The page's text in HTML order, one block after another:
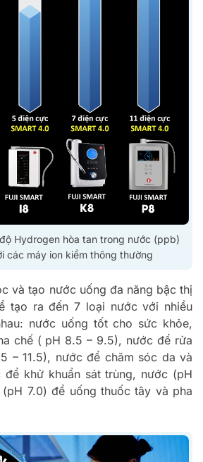
Hydrogen hòa tan trong nước (ppb)
các máy ion kiềm thông thường
và tạo nước uống đa năng bậc thị
tạo ra đến 7 loại nước với nhiều
nước uống tốt cho sức khỏe,
chế ( pH 8.5 – 9.5), nước để rửa
– 11.5), nước để chăm sóc da và
khử khuẩn sát trùng, nước (pH
7.0) để uống thuốc tây và pha